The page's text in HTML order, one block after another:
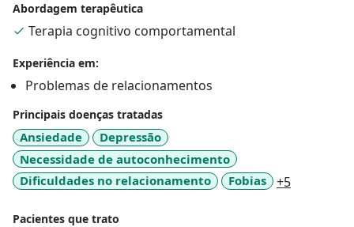
promover a reestruturação cognitiva, o manejo
emocional e a mudança de padrões disfuncionais.
Comprometido com a escuta empática, o vínculo
terapêutico e o respeito à individualidade de cada
paciente, acredita no potencial de transformação
pessoal por meio da autocompreensão e do
autogerenciamento.
Abordagem terapêutica
Terapia cognitivo comportamental
Experiência em:
Problemas de relacionamentos
Principais doenças tratadas
Ansiedade
Depressão
Necessidade de autoconhecimento
Dificuldades no relacionamento
Fobias +5
Pacientes que trato